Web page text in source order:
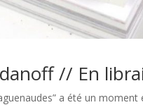
// En
a été un